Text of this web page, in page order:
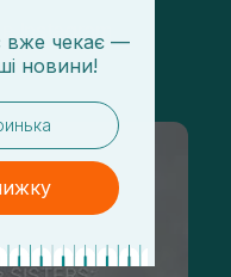
Instagram
вже чекає —
новини!